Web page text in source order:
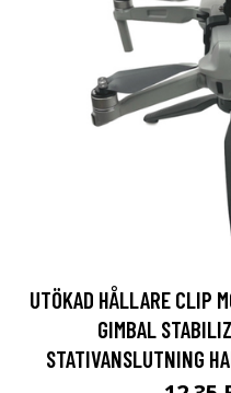
UTÖKAD HÅLLARE CLIP
GIMBAL
STATIVANSLUTNING